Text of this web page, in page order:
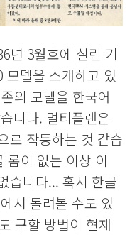
년 3월호에 실린 기
모델을 소개하고 있
의 모델을 한국어
니다. 멀티플랜은
로 작동하는 것 같습
롬이 없는 이상 이
습니다... 혹시 한글
서 돌려볼 수도 있
구할 방법이 현재